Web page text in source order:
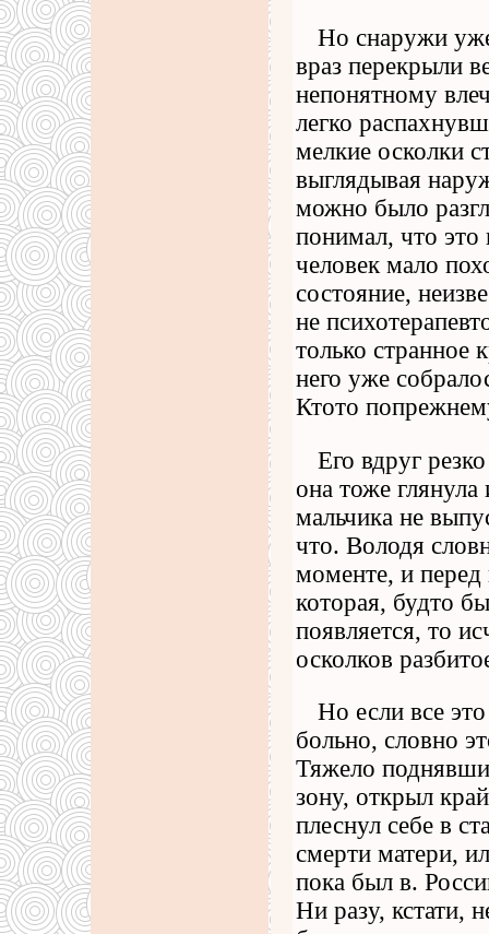
Но снаружи
враз перекрыли
непонятному
легко
мелкие осколки
выглядывая
можно было
понимал, что
человек мало
состояние,
не
только странное
него уже
Ктото
Его вдруг
она тоже
мальчика не
что. Володя
моменте, и перед
которая, будто
появляется, то
осколков
Но если все
больно, словно
Тяжело
зону, открыл
плеснул себе в
смерти матери,
пока был в.
Ни разу, кстати,